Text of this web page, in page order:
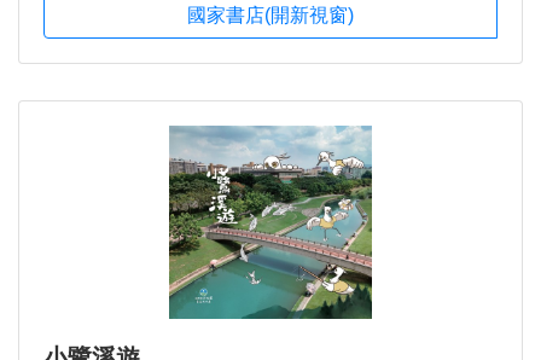
國家書店(開新視窗)